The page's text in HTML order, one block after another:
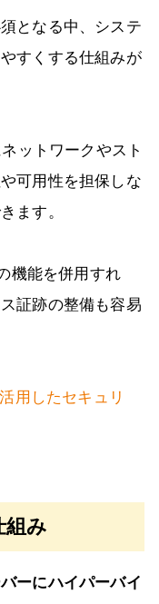
となる中、システ
すくする仕組みが
ットワークやスト
可用性を担保しな
ます。
機能を併用すれ
証跡の整備も容易
用したセキュリ
組み
ーにハイパーバイ